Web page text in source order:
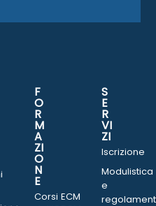
F
O
R
M
A
ZI
O
N
E
Corsi ECM
S
E
R
VI
ZI
Iscrizione
Modulistica
e